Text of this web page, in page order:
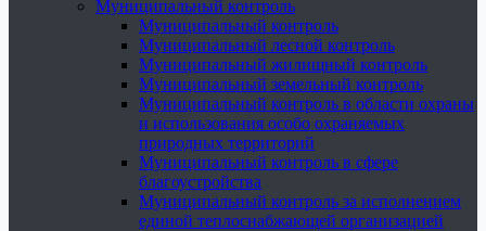
Муниципальный контроль
Муниципальный контроль
Муниципальный лесной контроль
Муниципальный жилищный контроль
Муниципальный земельный контроль
Муниципальный контроль в области охраны
и использования особо охраняемых
природных территорий
Муниципальный контроль в сфере
благоустройства
Муниципальный контроль за исполнением
единой теплоснабжающей организацией